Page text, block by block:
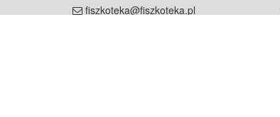
fiszkoteka@fiszkoteka.pl